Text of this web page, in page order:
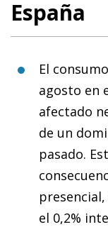
España
El
agosto en
afectado
de un
pasado.
el 0,2%